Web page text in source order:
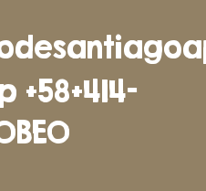
+58+414-